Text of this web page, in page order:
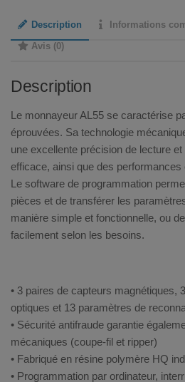
Description
Informations
Avis (0)
Description
Le monnayeur AL55 se caractérise
éprouvées. Sa technologie
une excellente précision de lecture
efficace, ainsi que des
Le software de programmation
pièces et de transférer les
manière simple et fonctionnelle, ou
facilement selon les besoins.
• 3 paires de capteurs magnétiques,
optiques et 13 paramètres de
• Sécurité antifraude garantie
mécaniques (coupe-fil et ripper)
• Fabriqué en résine polymère HQ
• Programmation par ordinateur,